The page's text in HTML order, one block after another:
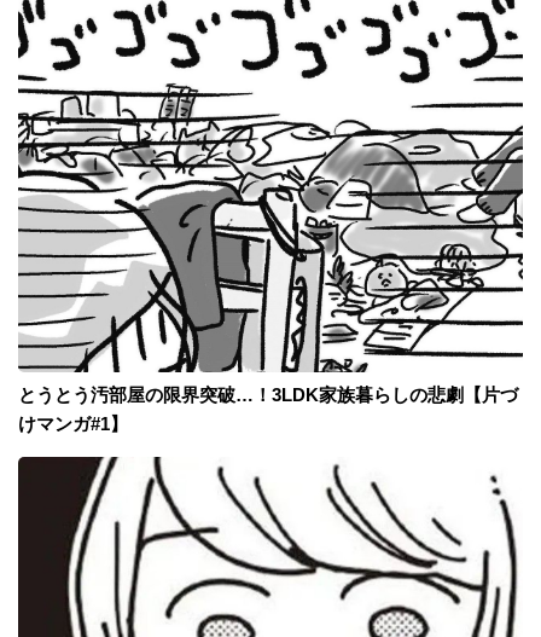
とうとう汚部屋の限界突破…！3LDK家族暮らしの悲劇【片づ
けマンガ#1】